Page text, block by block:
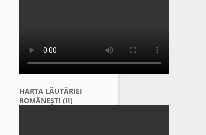
HARTA LĂUTĂRIEI
ROMÂNEŞTI (II)